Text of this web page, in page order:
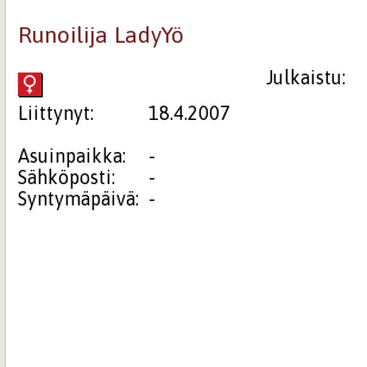
Runoilija LadyYö
Julkaistu:
Liittynyt:
18.4.2007
Asuinpaikka:
-
Sähköposti:
-
Syntymäpäivä: -